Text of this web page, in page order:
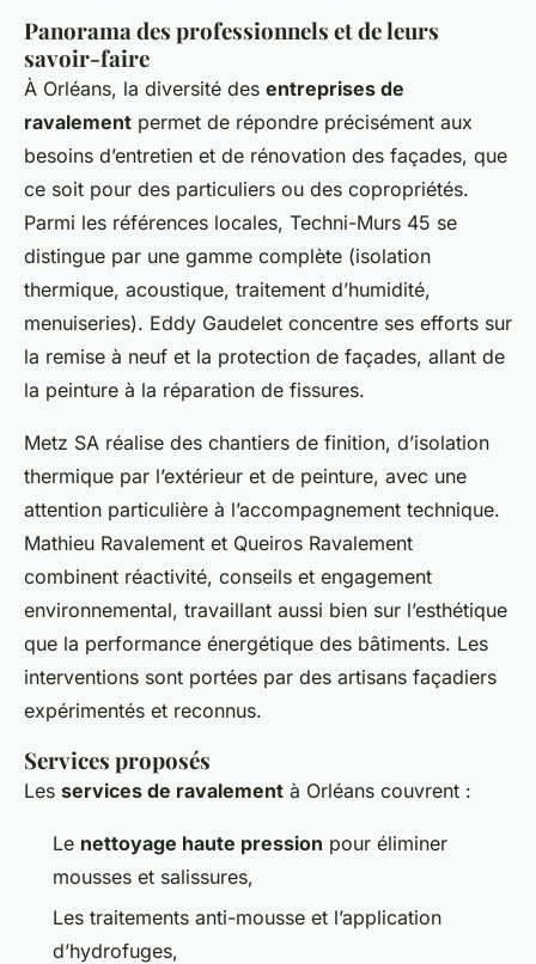
Panorama des professionnels et de leurs
savoir-faire
À Orléans, la diversité des entreprises de
ravalement permet de répondre précisément aux
besoins d’entretien et de rénovation des façades, que
ce soit pour des particuliers ou des copropriétés.
Parmi les références locales, Techni-Murs 45 se
distingue par une gamme complète (isolation
thermique, acoustique, traitement d’humidité,
menuiseries). Eddy Gaudelet concentre ses efforts sur
la remise à neuf et la protection de façades, allant de
la peinture à la réparation de fissures.
Metz SA réalise des chantiers de finition, d’isolation
thermique par l’extérieur et de peinture, avec une
attention particulière à l’accompagnement technique.
Mathieu Ravalement et Queiros Ravalement
combinent réactivité, conseils et engagement
environnemental, travaillant aussi bien sur l’esthétique
que la performance énergétique des bâtiments. Les
interventions sont portées par des artisans façadiers
expérimentés et reconnus.
Services proposés
Les services de ravalement à Orléans couvrent :
Le nettoyage haute pression pour éliminer
mousses et salissures,
Les traitements anti-mousse et l’application
d’hydrofuges,